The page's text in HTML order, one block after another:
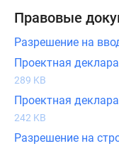
Правовые
Разрешение на
Проектная
289 KB
Проектная
242 KB
Разрешение на